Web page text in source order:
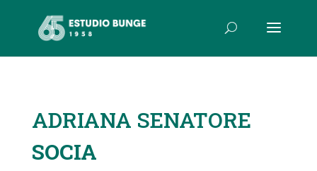
ADRIANA SENATORE
SOCIA